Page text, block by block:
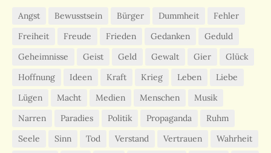
Angst Bewusstsein Bürger Dummheit
Fehler
Freiheit
Freude Frieden Gedanken
Geduld
Geheimnisse
Geist Geld Gewalt Gier
Glück
Hoffnung
Ideen Kraft Krieg Leben
Liebe
Lügen
Macht Medien Menschen
Musik
Narren
Paradies Politik Propaganda
Ruhm
Seele
Sinn Tod Verstand Vertrauen
Wahrheit